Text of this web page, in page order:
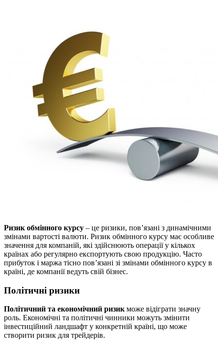
Ризик обмінного курсу – це ризики, пов’язані з динамічними
змінами вартості валюти. Ризик обмінного курсу має особливе
значення для компаній, які здійснюють операції у кількох
країнах або регулярно експортують свою продукцію. Часто
прибуток і маржа тісно пов’язані зі змінами обмінного курсу в
країні, де компанії ведуть свій бізнес.
Політичні ризики
Політичний та економічний ризик може відіграти значну
роль. Економічні та політичні чинники можуть змінити
інвестиційний ландшафт у конкретній країні, що може
створити ризик для трейдерів.